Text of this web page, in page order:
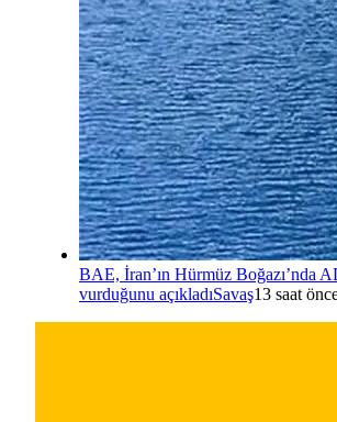
BAE, İran’ın Hürmüz Boğazı’nda
vurduğunu açıkladıSavaş13 saat